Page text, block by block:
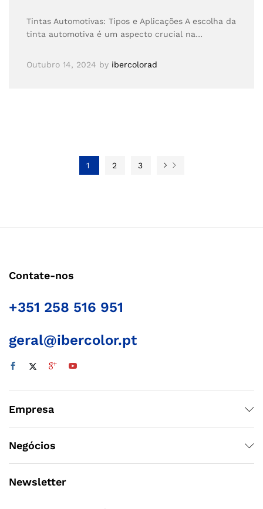
Tintas Automotivas: Tipos e Aplicações A escolha da
tinta automotiva é um aspecto crucial na…
Outubro 14, 2024 by ibercolorad
1 2 3
Contate-nos
+351 258 516 951
geral@ibercolor.pt
Empresa
Negócios
Newsletter